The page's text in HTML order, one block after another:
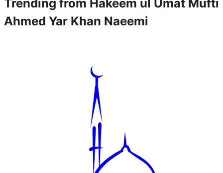
Trending from Hakeem ul Umat Mufti
Ahmed Yar Khan Naeemi